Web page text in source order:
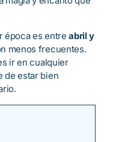
época es entreabril y
menos frecuentes.
ir en cualquier
de estar bien